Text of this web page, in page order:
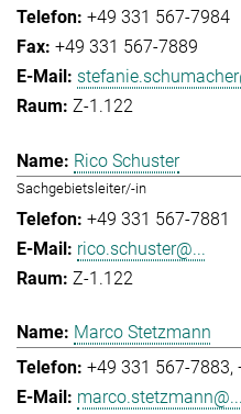
+49 331 567-7984
+49 331 567-7889
Z-1.122
Rico Schuster
Sachgebietsleiter/-in
+49 331 567-7881
rico.schuster@...
Z-1.122
Marco Stetzmann
+49 331 567-7883
marco.stetzmann@...